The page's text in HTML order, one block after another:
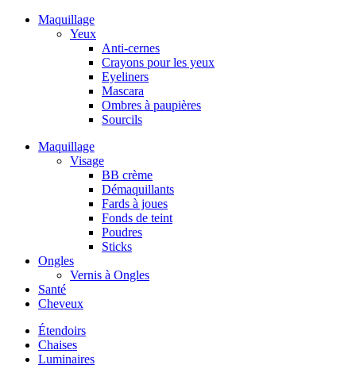
Maquillage
Yeux
Anti-cernes
Crayons pour les yeux
Eyeliners
Mascara
Ombres à paupières
Sourcils
Maquillage
Visage
BB crème
Démaquillants
Fards à joues
Fonds de teint
Poudres
Sticks
Ongles
Vernis à Ongles
Santé
Cheveux
Étendoirs
Chaises
Luminaires